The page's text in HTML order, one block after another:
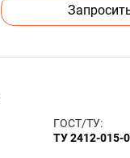
ГОСТ/ТУ:
ТУ 2412-015-